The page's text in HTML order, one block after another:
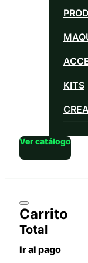
KITS
Ver catálogo
Carrito
Total
Ir al pago